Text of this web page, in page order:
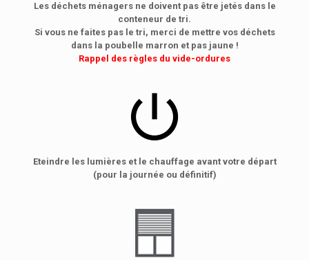
Les déchets ménagers ne doivent pas être jetés dans le
conteneur de tri.
Si vous ne faites pas le tri, merci de mettre vos déchets
dans la poubelle marron et pas jaune !
Rappel des règles du vide-ordures
Eteindre les lumières et le chauffage avant votre départ
(pour la journée ou définitif)